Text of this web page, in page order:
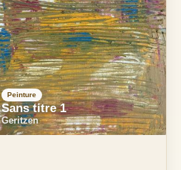
Peinture
Sans titre 1
Geritzen